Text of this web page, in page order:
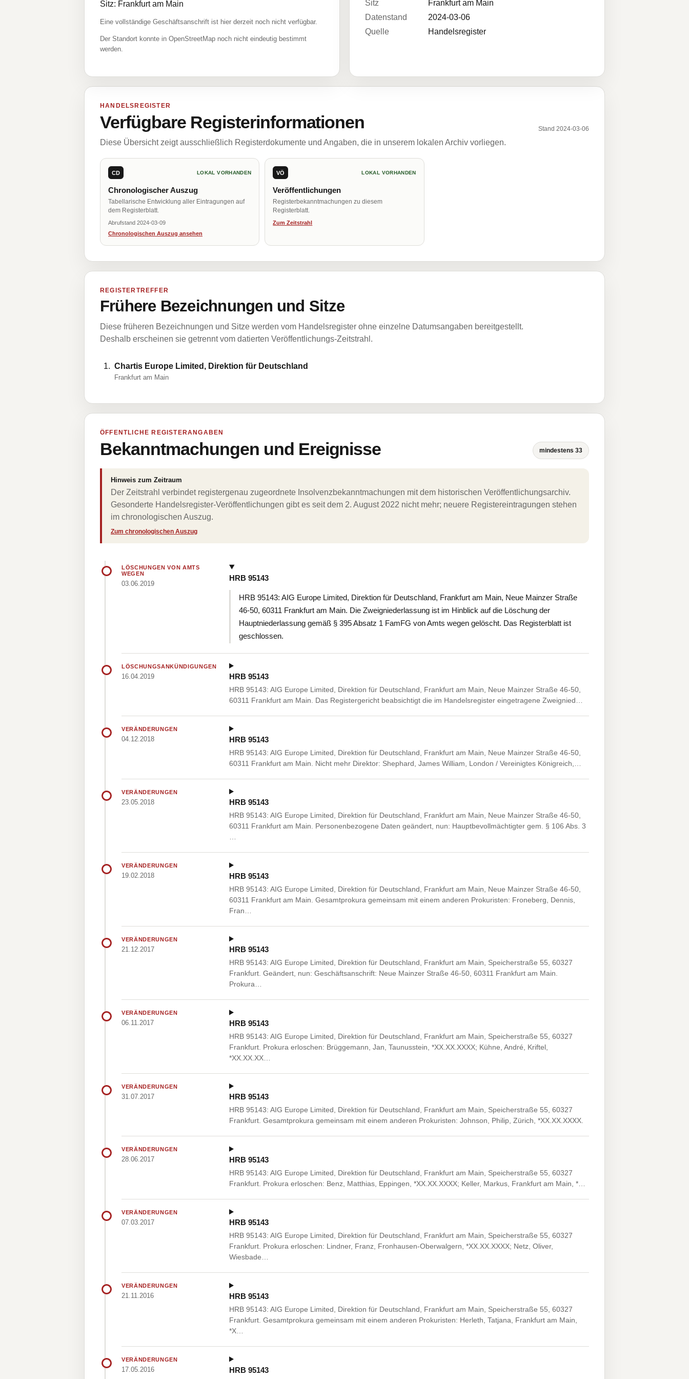
Sitz: Frankfurt am Main
Eine vollständige Geschäftsanschrift ist hier derzeit noch nicht verfügbar.
Der Standort konnte in OpenStreetMap noch nicht eindeutig bestimmt
werden.
Sitz
Frankfurt am Main
Datenstand
2024-03-06
Quelle
Handelsregister
HANDELSREGISTER
Verfügbare Registerinformationen Stand 2024-03-06
Diese Übersicht zeigt ausschließlich Registerdokumente und Angaben, die in unserem lokalen Archiv vorliegen.
CD LOKAL VORHANDEN
Chronologischer Auszug
Tabellarische Entwicklung aller Eintragungen auf
dem Registerblatt.
Abrufstand 2024-03-09
Chronologischen Auszug ansehen
VÖ LOKAL VORHANDEN
Veröffentlichungen
Registerbekanntmachungen zu diesem
Registerblatt.
Zum Zeitstrahl
REGISTERTREFFER
Frühere Bezeichnungen und Sitze
Diese früheren Bezeichnungen und Sitze werden vom Handelsregister ohne einzelne Datumsangaben bereitgestellt.
Deshalb erscheinen sie getrennt vom datierten Veröffentlichungs-Zeitstrahl.
Chartis Europe Limited, Direktion für Deutschland
Frankfurt am Main
ÖFFENTLICHE REGISTERANGABEN
Bekanntmachungen und Ereignisse mindestens 33
Hinweis zum Zeitraum
Der Zeitstrahl verbindet registergenau zugeordnete Insolvenzbekanntmachungen mit dem historischen Veröffentlichungsarchiv.
Gesonderte Handelsregister-Veröffentlichungen gibt es seit dem 2. August 2022 nicht mehr; neuere Registereintragungen stehen
im chronologischen Auszug.
Zum chronologischen Auszug
LÖSCHUNGEN VON AMTS
WEGEN
03.06.2019
HRB 95143
HRB 95143: AIG Europe Limited, Direktion für Deutschland, Frankfurt am Main, Neue Mainzer Straße
46-50, 60311 Frankfurt am Main. Die Zweigniederlassung ist im Hinblick auf die Löschung der
Hauptniederlassung gemäß § 395 Absatz 1 FamFG von Amts wegen gelöscht. Das Registerblatt ist
geschlossen.
LÖSCHUNGSANKÜNDIGUNGEN
16.04.2019 HRB 95143
HRB 95143: AIG Europe Limited, Direktion für Deutschland, Frankfurt am Main, Neue Mainzer Straße 46-50,
60311 Frankfurt am Main. Das Registergericht beabsichtigt die im Handelsregister eingetragene Zweignied…
VERÄNDERUNGEN
04.12.2018 HRB 95143
HRB 95143: AIG Europe Limited, Direktion für Deutschland, Frankfurt am Main, Neue Mainzer Straße 46-50,
60311 Frankfurt am Main. Nicht mehr Direktor: Shephard, James William, London / Vereinigtes Königreich,…
VERÄNDERUNGEN
23.05.2018 HRB 95143
HRB 95143: AIG Europe Limited, Direktion für Deutschland, Frankfurt am Main, Neue Mainzer Straße 46-50,
60311 Frankfurt am Main. Personenbezogene Daten geändert, nun: Hauptbevollmächtigter gem. § 106 Abs. 3
VERÄNDERUNGEN
19.02.2018 HRB 95143
HRB 95143: AIG Europe Limited, Direktion für Deutschland, Frankfurt am Main, Neue Mainzer Straße 46-50,
60311 Frankfurt am Main. Gesamtprokura gemeinsam mit einem anderen Prokuristen: Froneberg, Dennis,
Fran…
VERÄNDERUNGEN
21.12.2017 HRB 95143
HRB 95143: AIG Europe Limited, Direktion für Deutschland, Frankfurt am Main, Speicherstraße 55, 60327
Frankfurt. Geändert, nun: Geschäftsanschrift: Neue Mainzer Straße 46-50, 60311 Frankfurt am Main.
Prokura…
VERÄNDERUNGEN
06.11.2017 HRB 95143
HRB 95143: AIG Europe Limited, Direktion für Deutschland, Frankfurt am Main, Speicherstraße 55, 60327
Frankfurt. Prokura erloschen: Brüggemann, Jan, Taunusstein, *XX.XX.XXXX; Kühne, André, Kriftel,
*XX.XX.XX…
VERÄNDERUNGEN
31.07.2017 HRB 95143
HRB 95143: AIG Europe Limited, Direktion für Deutschland, Frankfurt am Main, Speicherstraße 55, 60327
Frankfurt. Gesamtprokura gemeinsam mit einem anderen Prokuristen: Johnson, Philip, Zürich, *XX.XX.XXXX.
VERÄNDERUNGEN
28.06.2017 HRB 95143
HRB 95143: AIG Europe Limited, Direktion für Deutschland, Frankfurt am Main, Speicherstraße 55, 60327
Frankfurt. Prokura erloschen: Benz, Matthias, Eppingen, *XX.XX.XXXX; Keller, Markus, Frankfurt am Main, *…
VERÄNDERUNGEN
07.03.2017 HRB 95143
HRB 95143: AIG Europe Limited, Direktion für Deutschland, Frankfurt am Main, Speicherstraße 55, 60327
Frankfurt. Prokura erloschen: Lindner, Franz, Fronhausen-Oberwalgern, *XX.XX.XXXX; Netz, Oliver,
Wiesbade…
VERÄNDERUNGEN
21.11.2016 HRB 95143
HRB 95143: AIG Europe Limited, Direktion für Deutschland, Frankfurt am Main, Speicherstraße 55, 60327
Frankfurt. Gesamtprokura gemeinsam mit einem anderen Prokuristen: Herleth, Tatjana, Frankfurt am Main,
*X…
VERÄNDERUNGEN
17.05.2016 HRB 95143